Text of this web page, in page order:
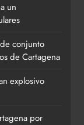
un
conjunto
de Cartagena
explosivo
por